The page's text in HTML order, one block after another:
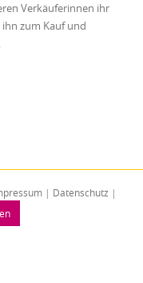
Verkäuferinnen ihr
zum Kauf und
| Datenschutz |